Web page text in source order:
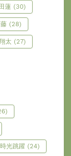
蓮 (30)
(28)
太 (27)
光跳躍 (24)